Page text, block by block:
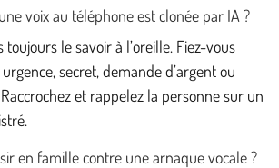
voix au téléphone est clonée par IA ?
toujours le savoir à l’oreille. Fiez-vous
secret, demande d’argent ou
et rappelez la personne sur un
en famille contre une arnaque vocale ?